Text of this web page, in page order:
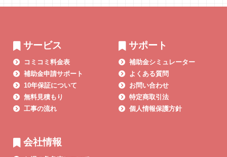
サービス
コミコミ料金表
補助金申請サポート
10年保証について
無料見積もり
工事の流れ
サポート
補助金シミュレーター
よくある質問
お問い合わせ
特定商取引法
個人情報保護方針
会社情報